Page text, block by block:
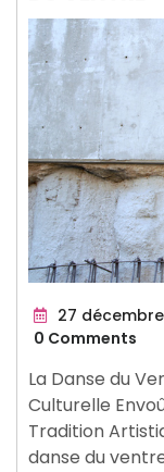
27
0 Comments
La Danse du
Culturelle
Tradition
danse du